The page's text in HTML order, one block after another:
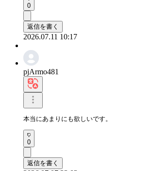
0
返信を書く
2026.07.11 10:17
pjArmo481
本当にあまりにも欲しいです。
0
返信を書く